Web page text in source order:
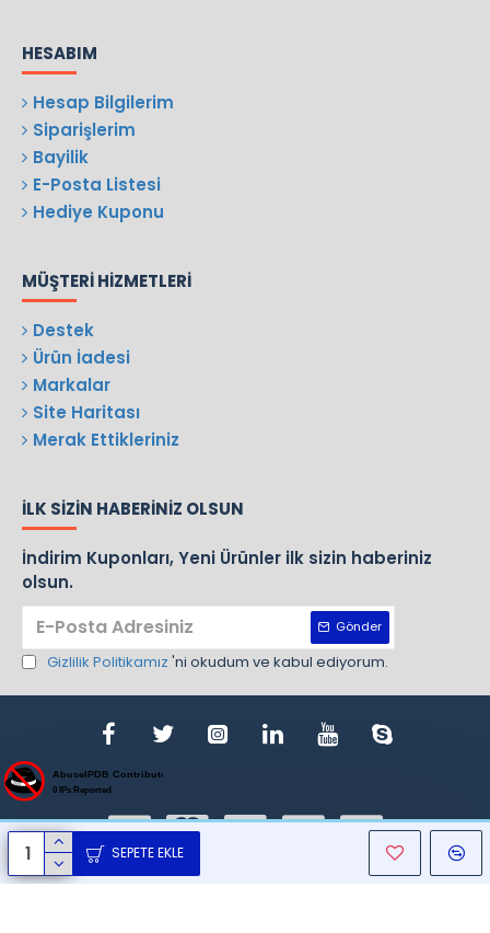
SEPETE EKLE
HESABIM
Hesap Bilgilerim
Siparişlerim
Bayilik
E-Posta Listesi
Hediye Kuponu
MÜŞTERI HIZMETLERI
Destek
Ürün İadesi
Markalar
Site Haritası
Merak Ettikleriniz
İLK SIZIN HABERINIZ OLSUN
İndirim Kuponları, Yeni Ürünler ilk sizin haberiniz
olsun.
Gönder
Gizlilik Politikamız 'ni okudum ve kabul ediyorum.
© 1970, Nursan, Bütün Hakları Saklıdır. Design By Gemlik Web